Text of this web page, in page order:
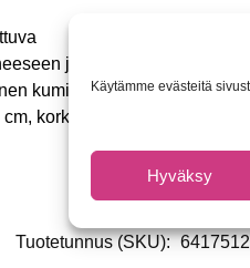
Käytämme evästeitä
Hyväksy
ja rannalle
kumihavas, 8 mm solmuväli
korkeus 60 cm
Tuotetunnus (SKU):